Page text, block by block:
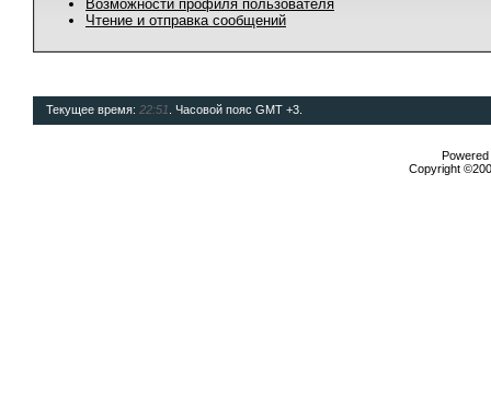
Возможности профиля пользователя
Чтение и отправка сообщений
Текущее время: 22:51 . Часовой пояс GMT +3.
Copyright